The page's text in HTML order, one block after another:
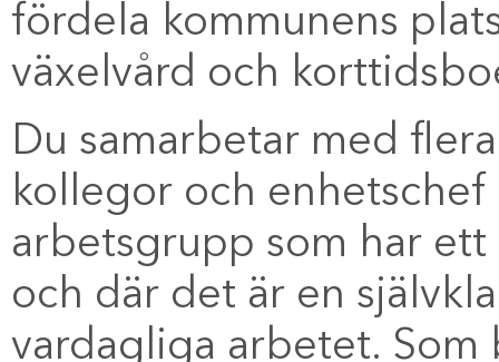
fördela kommunens
växelvård och
Du samarbetar med
kollegor och
arbetsgrupp som har
och där det är en
vardagliga arbetet. Som